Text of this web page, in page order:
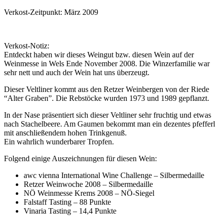
Verkost-Zeitpunkt: März 2009
Verkost-Notiz:
Entdeckt haben wir dieses Weingut bzw. diesen Wein auf der
Weinmesse in Wels Ende November 2008. Die Winzerfamilie war
sehr nett und auch der Wein hat uns überzeugt.
Dieser Veltliner kommt aus den Retzer Weinbergen von der Riede
“Alter Graben”. Die Rebstöcke wurden 1973 und 1989 gepflanzt.
In der Nase präsentiert sich dieser Veltliner sehr fruchtig und etwas
nach Stachelbeere. Am Gaumen bekommt man ein dezentes pfefferl
mit anschließendem hohen Trinkgenuß.
Ein wahrlich wunderbarer Tropfen.
Folgend einige Auszeichnungen für diesen Wein:
awc vienna International Wine Challenge – Silbermedaille
Retzer Weinwoche 2008 – Silbermedaille
NÖ Weinmesse Krems 2008 – NÖ-Siegel
Falstaff Tasting – 88 Punkte
Vinaria Tasting – 14,4 Punkte